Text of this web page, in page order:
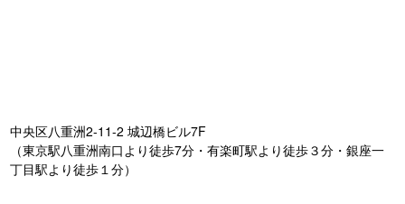
中央区八重洲2-11-2 城辺橋ビル7F
（東京駅八重洲南口より徒歩7分・有楽町駅より徒歩３分・銀座一
丁目駅より徒歩１分）